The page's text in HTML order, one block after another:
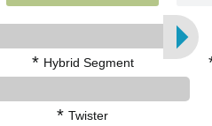
* Hybrid Segment
* Twister